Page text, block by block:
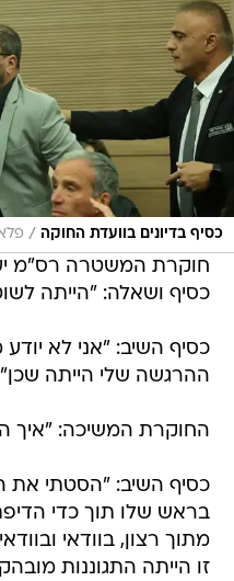
כסיף בדיונים בוועדת החוקה / פלאש 90,
חוקרת המשטרה רס"מ
כסיף ושאלה: "הייתה
כסיף השיב: "אני לא
ההרגשה שלי הייתה
החוקרת המשיכה: "איך
כסיף השיב: "הסטתי את
בראש שלו תוך כדי
מתוך רצון, בוודאי
זו הייתה התגוננות